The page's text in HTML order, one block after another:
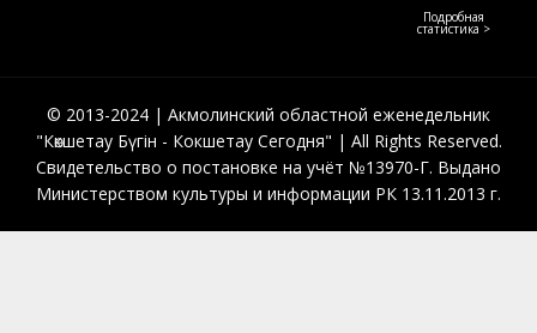
Подробная
статистика >
© 2013-2024 | Акмолинский областной еженедельник
"Көкшетау Бүгін - Кокшетау Сегодня" | All Rights Reserved.
Свидетельство о постановке на учёт №13970-Г. Выдано
Министерством культуры и информации РК 13.11.2013 г.